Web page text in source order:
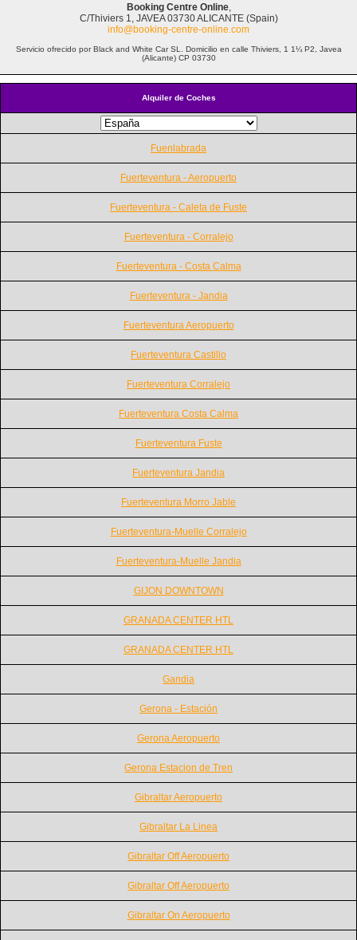
Alquiler de Coches
Fuenlabrada
Fuerteventura - Aeropuerto
Fuerteventura - Caleta de Fuste
Fuerteventura - Corralejo
Fuerteventura - Costa Calma
Fuerteventura - Jandia
Fuerteventura Aeropuerto
Fuerteventura Castillo
Fuerteventura Corralejo
Fuerteventura Costa Calma
Fuerteventura Fuste
Fuerteventura Jandia
Fuerteventura Morro Jable
Fuerteventura-Muelle Corralejo
Fuerteventura-Muelle Jandia
GIJON DOWNTOWN
GRANADA CENTER HTL
GRANADA CENTER HTL
Gandia
Gerona - Estación
Gerona Aeropuerto
Gerona Estacion de Tren
Gibraltar Aeropuerto
Gibraltar La Linea
Gibraltar Off Aeropuerto
Gibraltar Off Aeropuerto
Gibraltar On Aeropuerto
Booking Centre Online,
C/Thiviers 1, JAVEA 03730 ALICANTE (Spain)
info@booking-centre-online.com
Servicio ofrecido por Black and White Car SL. Domicilio en calle Thiviers, 1 1¼ P2, Javea
(Alicante) CP 03730